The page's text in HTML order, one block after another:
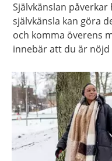
Självkänslan
självkänsla kan göra
och komma överens
innebär att du är